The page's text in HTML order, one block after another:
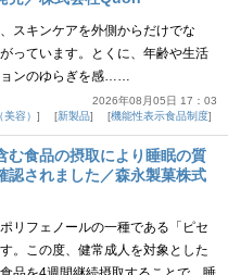
スキンケアを外側からだけでな
っています。とくに、年齢や生活
ョンのゆらぎを感……
2026年08月05日 17：03
容） 新製品 機能性表示食品制度
む食品の摂取により睡眠の質
認されました／森永製菓株式
リフェノールの一種である「ピセ
。この度、健常成人を対象とした